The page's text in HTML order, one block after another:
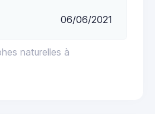
naturelles à
06/06/2021